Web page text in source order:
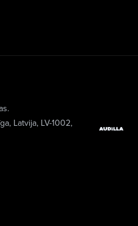
Latvija, LV-1002,